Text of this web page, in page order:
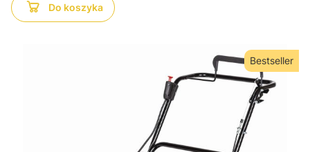
Do koszyka
Bestseller